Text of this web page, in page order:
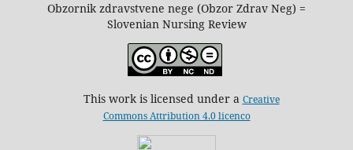
Obzornik zdravstvene nege (Obzor Zdrav Neg) =
Slovenian Nursing Review
This work is licensed under a Creative
Commons Attribution 4.0 licenco